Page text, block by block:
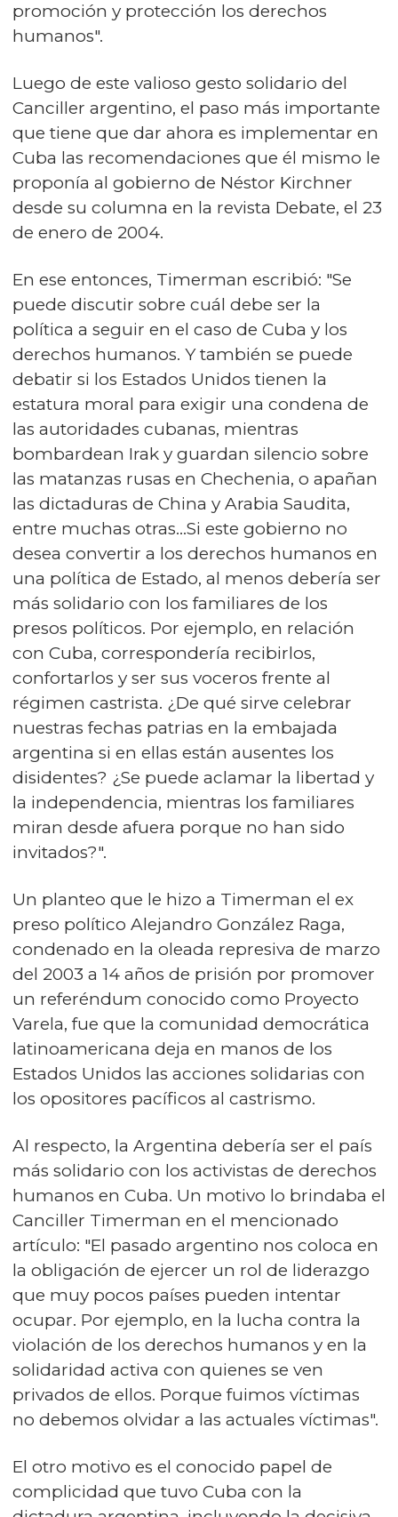
promoción y protección los derechos
humanos".
Luego de este valioso gesto solidario del
Canciller argentino, el paso más importante
que tiene que dar ahora es implementar en
Cuba las recomendaciones que él mismo le
proponía al gobierno de Néstor Kirchner
desde su columna en la revista Debate, el 23
de enero de 2004.
En ese entonces, Timerman escribió: "Se
puede discutir sobre cuál debe ser la
política a seguir en el caso de Cuba y los
derechos humanos. Y también se puede
debatir si los Estados Unidos tienen la
estatura moral para exigir una condena de
las autoridades cubanas, mientras
bombardean Irak y guardan silencio sobre
las matanzas rusas en Chechenia, o apañan
las dictaduras de China y Arabia Saudita,
entre muchas otras...Si este gobierno no
desea convertir a los derechos humanos en
una política de Estado, al menos debería ser
más solidario con los familiares de los
presos políticos. Por ejemplo, en relación
con Cuba, correspondería recibirlos,
confortarlos y ser sus voceros frente al
régimen castrista. ¿De qué sirve celebrar
nuestras fechas patrias en la embajada
argentina si en ellas están ausentes los
disidentes? ¿Se puede aclamar la libertad y
la independencia, mientras los familiares
miran desde afuera porque no han sido
invitados?".
Un planteo que le hizo a Timerman el ex
preso político Alejandro González Raga,
condenado en la oleada represiva de marzo
del 2003 a 14 años de prisión por promover
un referéndum conocido como Proyecto
Varela, fue que la comunidad democrática
latinoamericana deja en manos de los
Estados Unidos las acciones solidarias con
los opositores pacíficos al castrismo.
Al respecto, la Argentina debería ser el país
más solidario con los activistas de derechos
humanos en Cuba. Un motivo lo brindaba el
Canciller Timerman en el mencionado
artículo: "El pasado argentino nos coloca en
la obligación de ejercer un rol de liderazgo
que muy pocos países pueden intentar
ocupar. Por ejemplo, en la lucha contra la
violación de los derechos humanos y en la
solidaridad activa con quienes se ven
privados de ellos. Porque fuimos víctimas
no debemos olvidar a las actuales víctimas".
El otro motivo es el conocido papel de
complicidad que tuvo Cuba con la